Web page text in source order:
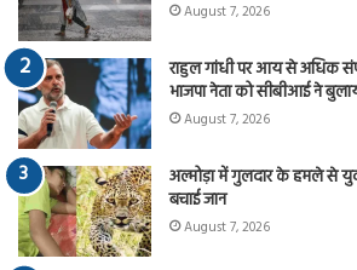
August 7, 2026
राहुल गांधी पर आय से अधिक
भाजपा नेता को सीबीआई ने
August 7, 2026
अल्मोड़ा में गुलदार के हमले से
बचाई जान
August 7, 2026